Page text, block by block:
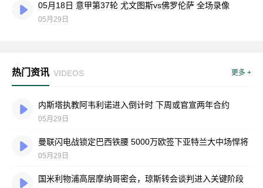
05月18日 意甲第37轮 尤文图斯vs佛罗伦萨 全场录像
05月29日
热门资讯 VIDEOS 更多 +
内斯塔执教阿韦利诺进入倒计时 下周或官宣两年合约
05月29日
曼联闪电战锁定巴西铁腰 5000万欧签下亚特兰大中场悍将
05月29日
国米利物浦高层摩纳哥密会，琼斯转会谈判进入关键阶段